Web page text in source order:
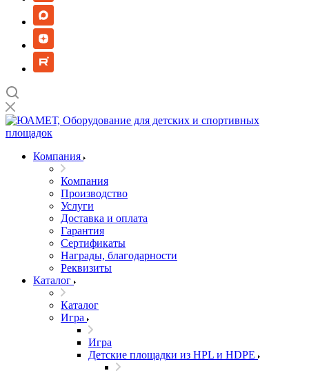
Компания
Компания
Производство
Услуги
Доставка и оплата
Гарантия
Сертификаты
Награды, благодарности
Реквизиты
Каталог
Каталог
Игра
Игра
Детские площадки из HPL и HDPE